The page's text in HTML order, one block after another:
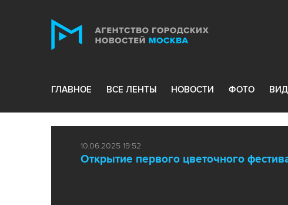
ГЛАВНОЕ ВСЕ ЛЕНТЫ НОВОСТИ ФОТО
10.06.2025 19:52
Открытие первого цветочного